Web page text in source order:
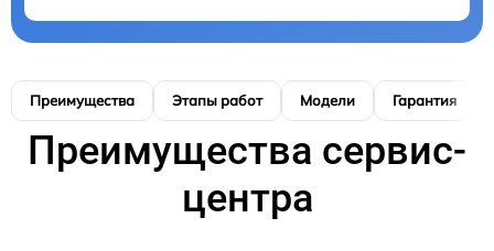
Преимущества Этапы работ Модели Гарантия
Преимущества сервис-
центра